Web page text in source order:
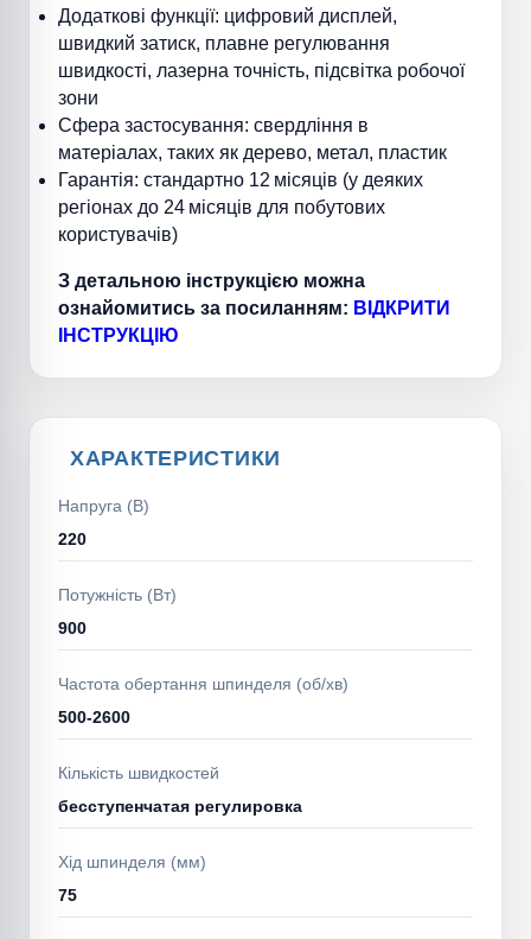
Додаткові функції: цифровий дисплей,
швидкий затиск, плавне регулювання
швидкості, лазерна точність, підсвітка робочої
зони
Сфера застосування: свердління в
матеріалах, таких як дерево, метал, пластик
Гарантія: стандартно 12 місяців (у деяких
регіонах до 24 місяців для побутових
користувачів)
З детальною інструкцією можна
ознайомитись за посиланням: ВІДКРИТИ
ІНСТРУКЦІЮ
ХАРАКТЕРИСТИКИ
Напруга (В)
220
Потужність (Вт)
900
Частота обертання шпинделя (об/хв)
500-2600
Кількість швидкостей
бесступенчатая регулировка
Хід шпинделя (мм)
75